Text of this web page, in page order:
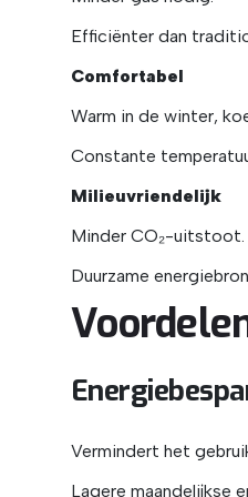
Efficiënter dan
Comfortabel
Warm in de winter,
Constante
Milieuvriendelijk
Minder CO₂-uitstoot.
Duurzame
Vermindert het
Lagere maandelijkse